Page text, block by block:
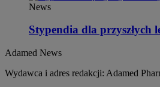
News
Stypendia dla przyszłych
Adamed News
Wydawca i adres redakcji: Adamed